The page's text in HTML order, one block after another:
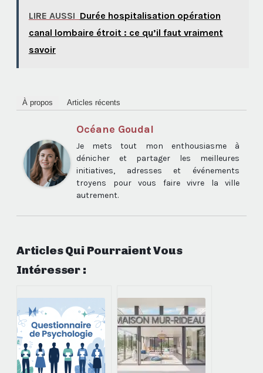
LIRE AUSSI Durée hospitalisation opération
canal lombaire étroit : ce qu’il faut vraiment
savoir
À propos Articles récents
Océane Goudal
Je mets tout mon enthousiasme à
dénicher et partager les meilleures
initiatives, adresses et événements
troyens pour vous faire vivre la ville
autrement.
Articles Qui Pourraient Vous
Intéresser :